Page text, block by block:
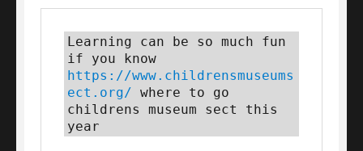
Learning can be so much fun
https://www.childrensmuseums
ect.org/ where to go
childrens museum sect this
year